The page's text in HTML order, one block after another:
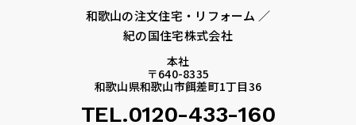
和歌山の注文住宅・リフォーム ／
紀の国住宅株式会社
本社
〒640-8335
和歌山県和歌山市餌差町1丁目36
TEL.0120-433-160